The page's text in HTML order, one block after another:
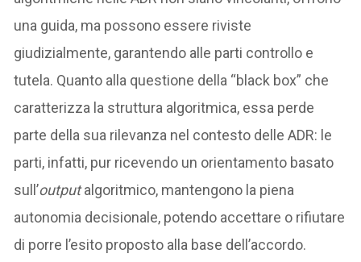
una guida, ma possono essere riviste
giudizialmente, garantendo alle parti controllo e
tutela. Quanto alla questione della “black box” che
caratterizza la struttura algoritmica, essa perde
parte della sua rilevanza nel contesto delle ADR: le
parti, infatti, pur ricevendo un orientamento basato
sull’outputalgoritmico, mantengono la piena
autonomia decisionale, potendo accettare o rifiutare
di porre l’esito proposto alla base dell’accordo.